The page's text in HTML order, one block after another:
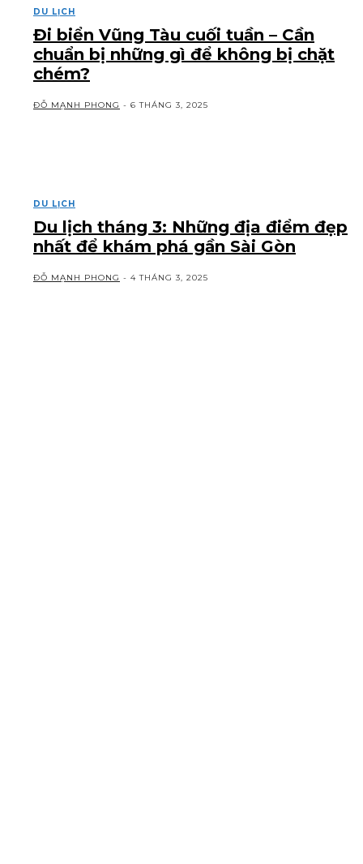
DU LỊCH
Đi biển Vũng Tàu cuối tuần – Cần
chuẩn bị những gì để không bị chặt
chém?
ĐỖ MẠNH PHONG - 6 THÁNG 3, 2025
DU LỊCH
Du lịch tháng 3: Những địa điểm đẹp
nhất để khám phá gần Sài Gòn
ĐỖ MẠNH PHONG - 4 THÁNG 3, 2025